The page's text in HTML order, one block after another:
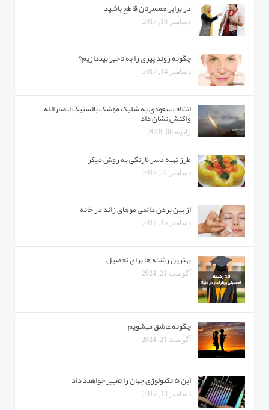
در برابر همسرتان قاطع باشید
دسامبر 16, 2017
چگونه روند پیری را به تاخیر بیندازیم؟
دسامبر 14, 2017
ائتلاف سعودی به شلیک موشک بالستیک انصارالله
واکنش نشان داد
ژانویه 06, 2018
طرز تهیه دسر نارنگی به روش دیگر
دسامبر 31, 2018
از بین بردن دائمی موهای زائد در خانه
دسامبر 15, 2017
بهترین رشته ها برای تحصیل
آگوست 21, 2024
چگونه عاشق میشویم
آگوست 21, 2024
این ۵ تکنولوژی جهان را تغییر خواهند داد
دسامبر 13, 2017